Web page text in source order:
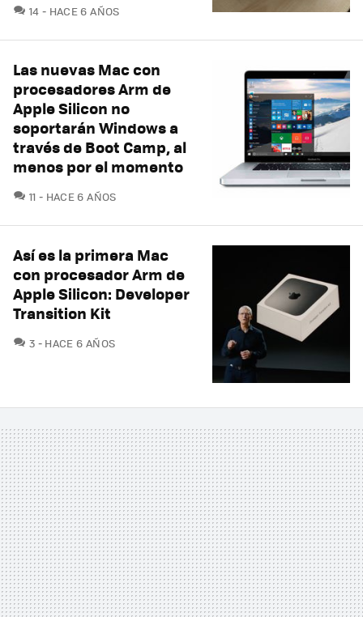
14 COMENTARIOS
HACE 6 AÑOS
Las nuevas Mac con
procesadores Arm de
Apple Silicon no
soportarán Windows a
través de Boot Camp, al
menos por el momento
11 COMENTARIOS
HACE 6 AÑOS
Así es la primera Mac
con procesador Arm de
Apple Silicon: Developer
Transition Kit
3 COMENTARIOS
HACE 6 AÑOS